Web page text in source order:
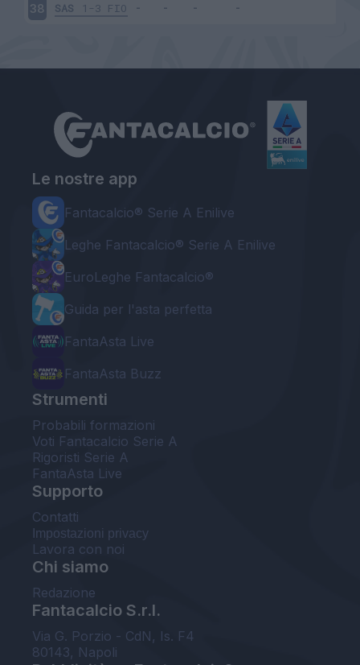
38 SAS 1-3 FIO
Le nostre app
Fantacalcio® Serie A Enilive
Leghe Fantacalcio® Serie A Enilive
EuroLeghe Fantacalcio®
Guida per l'asta perfetta
FantaAsta Live
FantaAsta Buzz
Strumenti
Probabili formazioni
Voti Fantacalcio Serie A
Rigoristi Serie A
FantaAsta Live
Supporto
Contatti
Impostazioni privacy
Lavora con noi
Chi siamo
Redazione
Fantacalcio S.r.l.
Via G. Porzio - CdN, Is. F4
80143, Napoli